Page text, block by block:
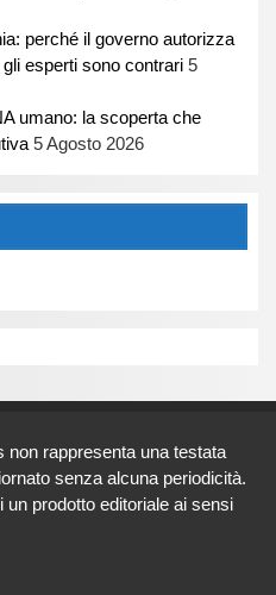
perché il governo autorizza
esperti sono contrari 5
umano: la scoperta che
5 Agosto 2026
non rappresenta una testata
senza alcuna periodicità.
prodotto editoriale ai sensi